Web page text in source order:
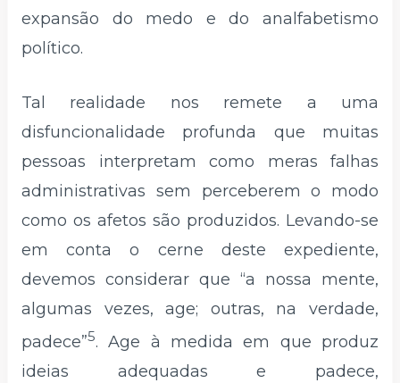
expansão do medo e do analfabetismo
político.
Tal realidade nos remete a uma
disfuncionalidade profunda que muitas
pessoas interpretam como meras falhas
administrativas sem perceberem o modo
como os afetos são produzidos. Levando-se
em conta o cerne deste expediente,
devemos considerar que “a nossa mente,
algumas vezes, age; outras, na verdade,
padece”5. Age à medida em que produz
ideias adequadas e padece,